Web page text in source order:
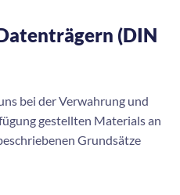
(DIN
bei der Verwahrung und
gestellten Materials an
Grundsätze